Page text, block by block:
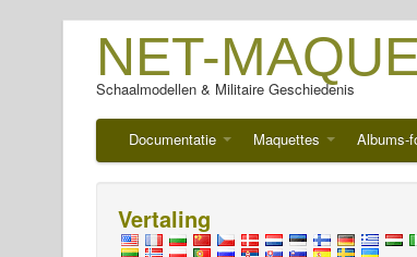
NET-
Schaalmodellen & Militaire Geschiedenis
Documentatie Maquettes Albums-
Vertaling